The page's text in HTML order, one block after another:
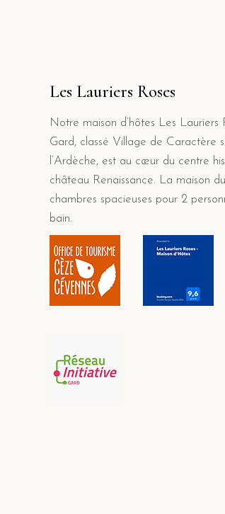
Les Lauriers Roses
Notre maison d’hôtes Les Lauriers
Gard, classé Village de Caractère
l’Ardèche, est au cœur du centre
château Renaissance. La maison
chambres spacieuses pour 2
bain.